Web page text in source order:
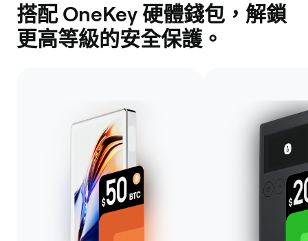
搭配 OneKey 硬體錢包，解鎖
更高等級的安全保護。